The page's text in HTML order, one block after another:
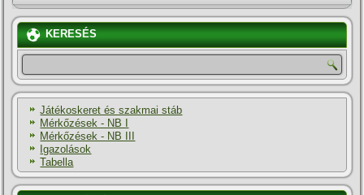
KERESÉS
Játékoskeret és szakmai stáb
Mérkőzések - NB I
Mérkőzések - NB III
Igazolások
Tabella